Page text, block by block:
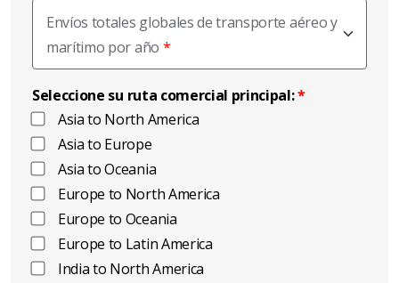
Envíos totales globales de transporte aéreo y
marítimo por año
Seleccione su ruta comercial principal:
Asia to North America
Asia to Europe
Asia to Oceania
Europe to North America
Europe to Oceania
Europe to Latin America
India to North America